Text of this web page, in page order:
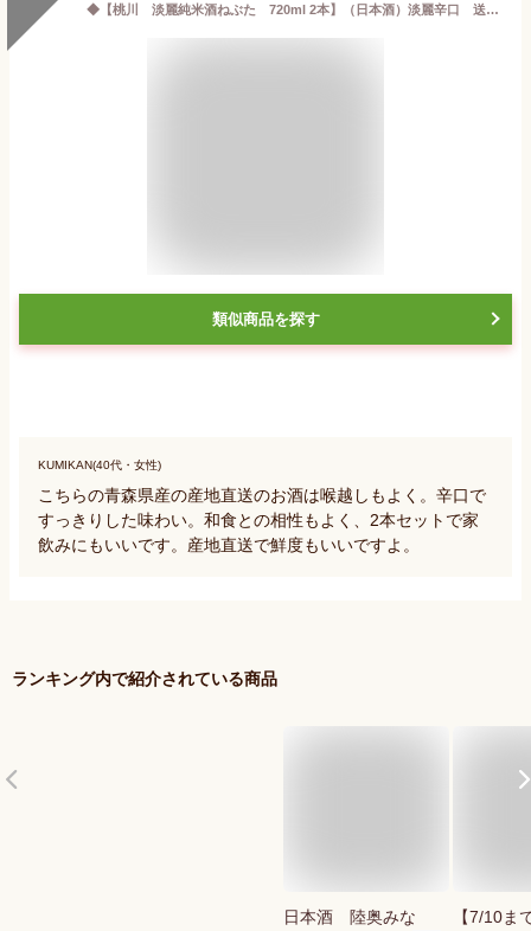
◆【桃川 淡麗純米酒ねぶた 720ml 2本】（日本酒）淡麗辛口 送料込み・産地直送 青森
類似商品を探す
KUMIKAN(40代・女性)
こちらの青森県産の産地直送のお酒は喉越しもよく。辛口で
すっきりした味わい。和食との相性もよく、2本セットで家
飲みにもいいです。産地直送で鮮度もいいですよ。
ランキング内で紹介されている商品
日本酒 陸奥みな
【7/10ま